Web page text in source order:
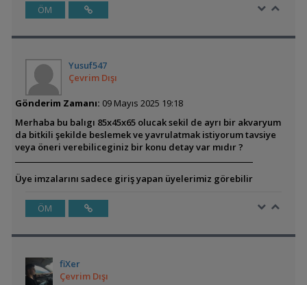
ÖM
Yusuf547
Çevrim Dışı
Gönderim Zamanı: 09 Mayıs 2025 19:18
Merhaba bu balıgı 85x45x65 olucak sekil de ayrı bir akvaryum
da bitkili şekilde beslemek ve yavrulatmak istiyorum tavsiye
veya öneri verebiliceginiz bir konu detay var mıdır ?
Üye imzalarını sadece giriş yapan üyelerimiz görebilir
ÖM
fiXer
Çevrim Dışı